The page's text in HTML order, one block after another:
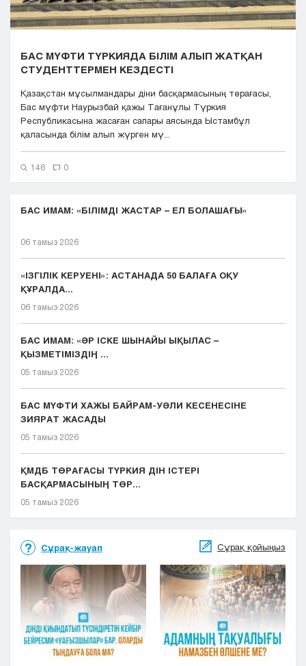
Уральск
Усть-Каменогорск
БАС МҮФТИ ТҮРКИЯДА БІЛІМ АЛЫП ЖАТҚАН
СТУДЕНТТЕРМЕН КЕЗДЕСТІ
Қазақстан мұсылмандары діни басқармасының төрағасы,
Бас мүфти Наурызбай қажы Тағанұлы Түркия
Республикасына жасаған сапары аясында Ыстамбұл
қаласында білім алып жүрген мү...
146 0
БАС ИМАМ: «БІЛІМДІ ЖАСТАР – ЕЛ БОЛАШАҒЫ»
06 тамыз 2026
«ІЗГІЛІК КЕРУЕНІ»: АСТАНАДА 50 БАЛАҒА ОҚУ
ҚҰРАЛДА...
06 тамыз 2026
БАС ИМАМ: «ӘР ІСКЕ ШЫНАЙЫ ЫҚЫЛАС –
ҚЫЗМЕТІМІЗДІҢ ...
05 тамыз 2026
БАС МҮФТИ ХАЖЫ БАЙРАМ-УӘЛИ КЕСЕНЕСІНЕ
ЗИЯРАТ ЖАСАДЫ
05 тамыз 2026
ҚМДБ ТӨРАҒАСЫ ТҮРКИЯ ДІН ІСТЕРІ
БАСҚАРМАСЫНЫҢ ТӨР...
05 тамыз 2026
Сұрақ-жауап Сұрақ қойыңыз